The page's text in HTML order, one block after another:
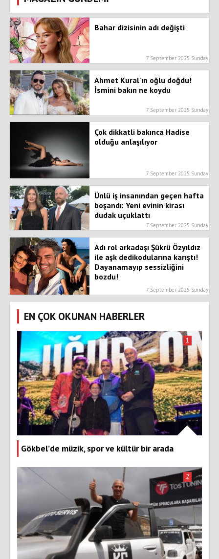
Bahar dizisinin adı değişti
7 September 2025 Sunday
Ahmet Kural'ın oğlu doğdu!
İsmini bakın ne koydu
7 September 2025 Sunday
Çok dikkatli bakınca Hadise
olduğu anlaşılıyor
7 September 2025 Sunday
Ünlü iş insanından geçen hafta
boşandı: Yeni evinin kirası
dudak uçuklattı
7 September 2025 Sunday
Adı rol arkadaşı Şükrü Özyıldız
ile aşk dedikodularına karıştı!
Dayanamayıp sessizliğini
bozdu!
7 September 2025 Sunday
EN ÇOK OKUNAN HABERLER
Gökbel’de müzik, spor ve kültür bir arada
1
2